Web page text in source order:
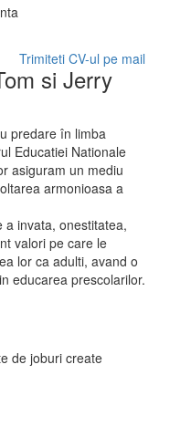
Trimiteti CV-ul pe mail
si Jerry
predare în limba
Educatiei Nationale
asiguram un mediu
armonioasa a
a invata, onestitatea,
valori pe care le
lor ca adulti, avand o
educarea prescolarilor.
de joburi create